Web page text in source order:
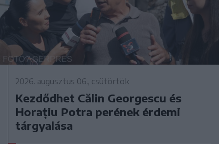
2026. augusztus 06., csütörtök
Kezdődhet Călin Georgescu és
Horațiu Potra perének érdemi
tárgyalása